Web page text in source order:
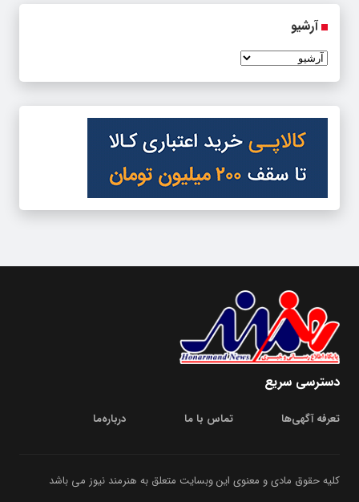
آرشیو
دسترسی سریع
تعرفه آگهی‌ها تماس با ما درباره‌‌ما
کلیه حقوق مادی و معنوی این وبسایت متعلق به هنرمند نیوز می باشد